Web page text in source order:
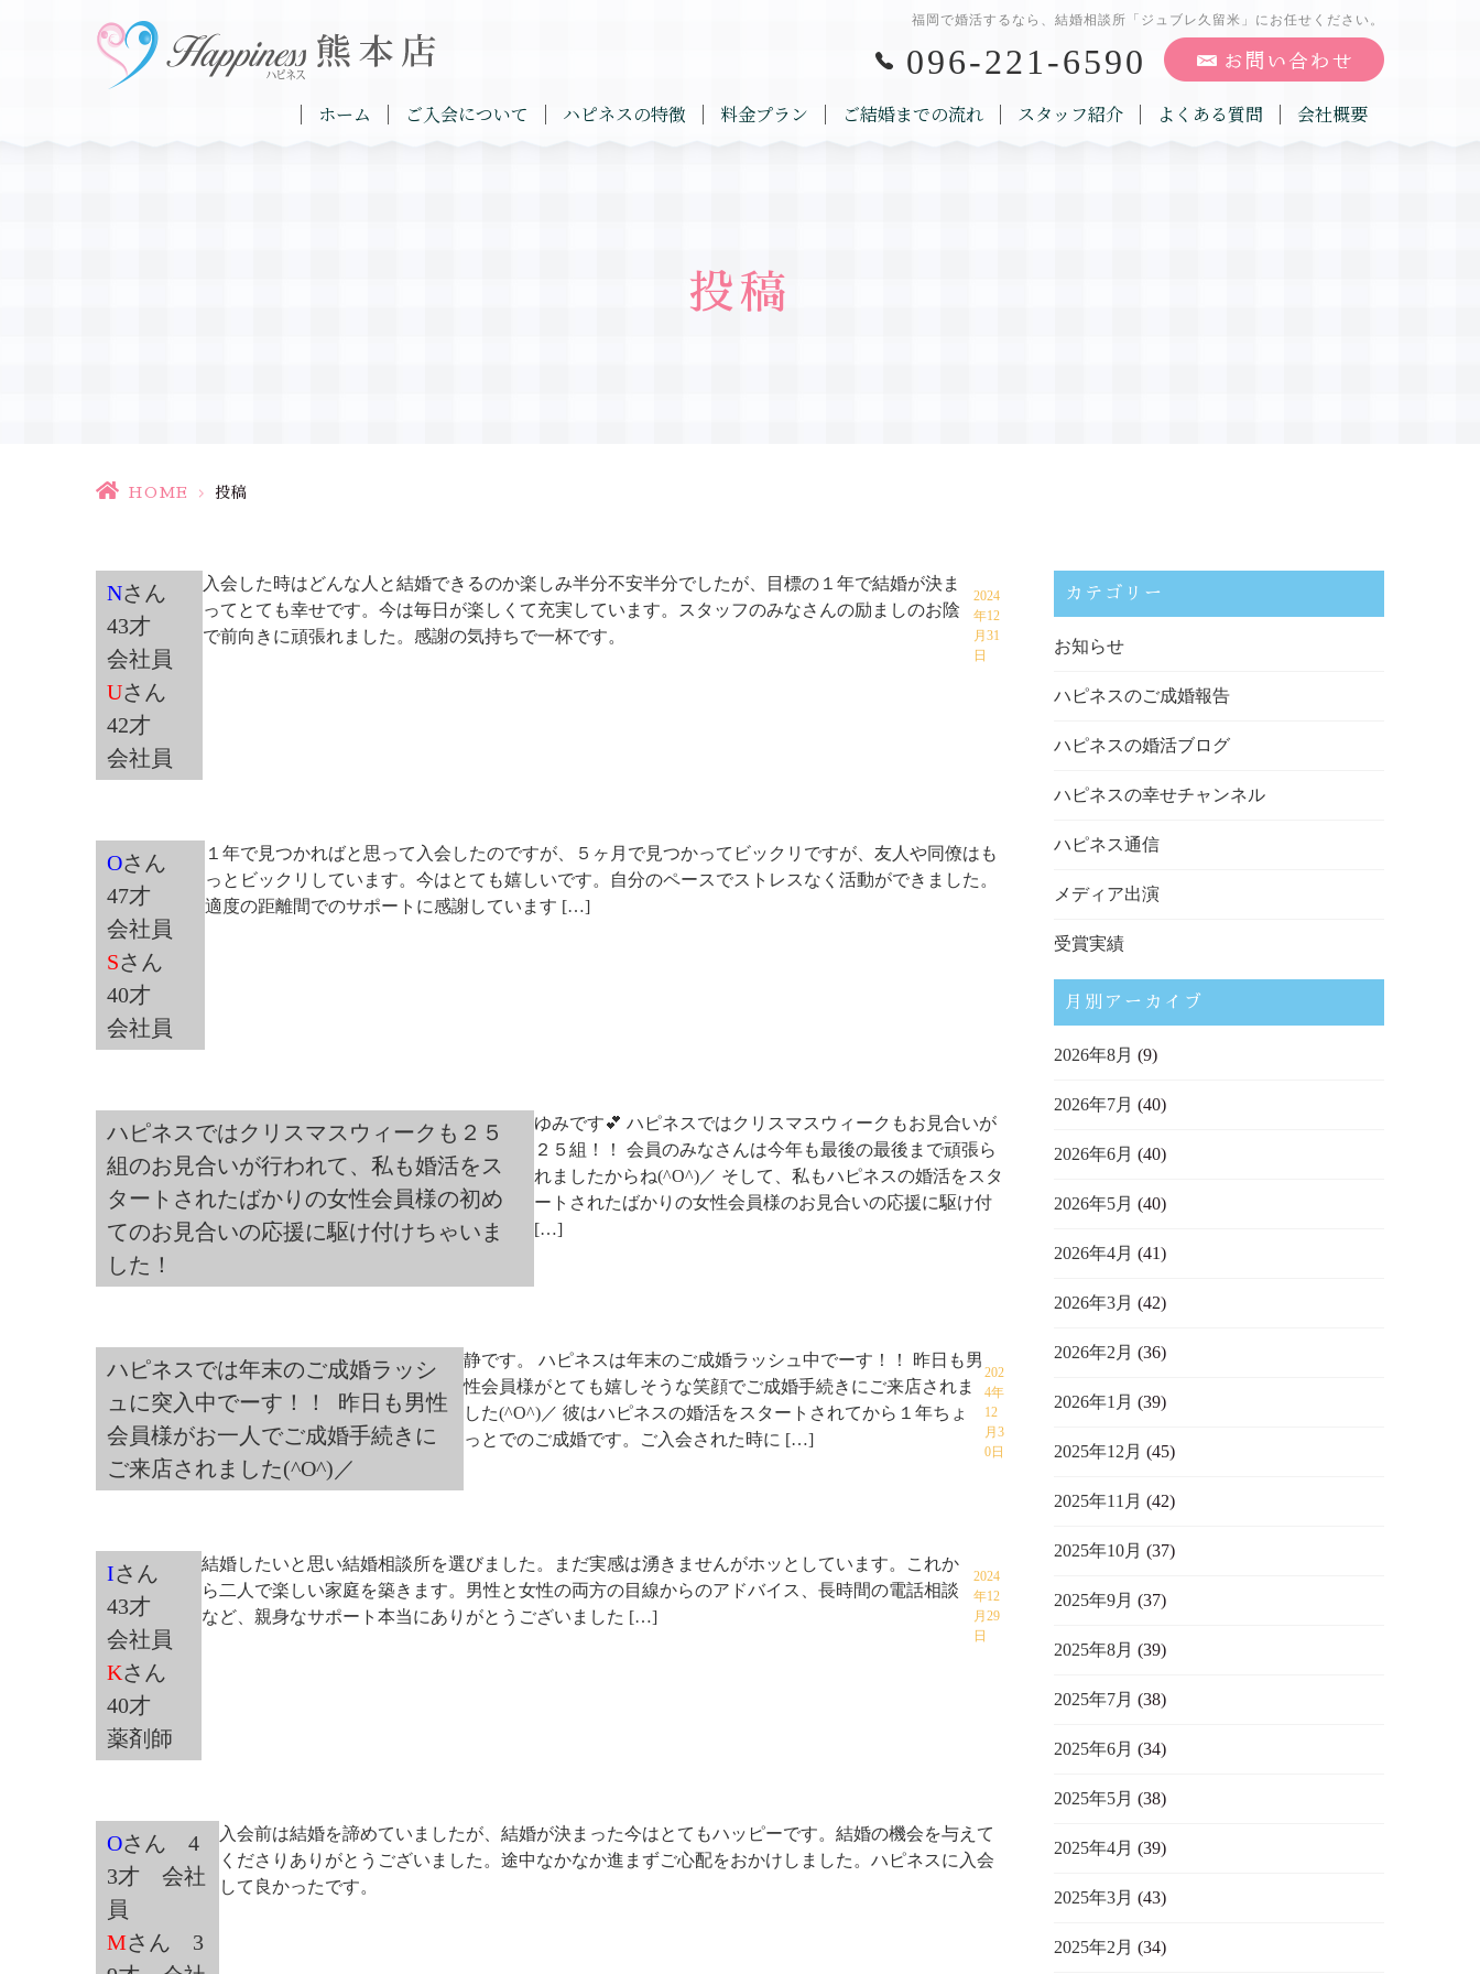
福岡で婚活するなら、結婚相談所「ジュブレ久留米」にお任せください。
096-221-6590
ホーム ご入会について ハピネスの特徴 料金プラン ご結婚までの流れ スタッフ紹介 よくある質問 会社概要
投稿
HOME > 投稿
Nさん
43才
会社員
Uさん
42才
会社員
入会した時はどんな人と結婚できるのか楽しみ半分不安半分でしたが、目標の１年で結婚が決ま
ってとても幸せです。今は毎日が楽しくて充実しています。スタッフのみなさんの励ましのお陰
で前向きに頑張れました。感謝の気持ちで一杯です。
2024
年12
月31
日
Oさん
47才
会社員
Sさん
40才
会社員
１年で見つかればと思って入会したのですが、５ヶ月で見つかってビックリですが、友人や同僚はも
っとビックリしています。今はとても嬉しいです。自分のペースでストレスなく活動ができました。
適度の距離間でのサポートに感謝しています […]
ハピネスではクリスマスウィークも２５
組のお見合いが行われて、私も婚活をス
タートされたばかりの女性会員様の初め
てのお見合いの応援に駆け付けちゃいま
した！
ゆみです💕 ハピネスではクリスマスウィークもお見合いが
２５組！！ 会員のみなさんは今年も最後の最後まで頑張ら
れましたからね(^O^)／ そして、私もハピネスの婚活をスタ
ートされたばかりの女性会員様のお見合いの応援に駆け付
[…]
ハピネスでは年末のご成婚ラッシ
ュに突入中でーす！！ 昨日も男性
会員様がお一人でご成婚手続きに
ご来店されました(^O^)／
静です。 ハピネスは年末のご成婚ラッシュ中でーす！！ 昨日も男
性会員様がとても嬉しそうな笑顔でご成婚手続きにご来店されま
した(^O^)／ 彼はハピネスの婚活をスタートされてから１年ちょ
っとでのご成婚です。ご入会された時に […]
202
4年
12
月3
0日
Iさん
43才
会社員
Kさん
40才
薬剤師
結婚したいと思い結婚相談所を選びました。まだ実感は湧きませんがホッとしています。これか
ら二人で楽しい家庭を築きます。男性と女性の両方の目線からのアドバイス、長時間の電話相談
など、親身なサポート本当にありがとうございました […]
2024
年12
月29
日
Oさん 4
3才 会社
員
Mさん 3
入会前は結婚を諦めていましたが、結婚が決まった今はとてもハッピーです。結婚の機会を与えて
くださりありがとうございました。途中なかなか進まずご心配をおかけしました。ハピネスに入会
して良かったです。
カテゴリー
お知らせ
ハピネスのご成婚報告
ハピネスの婚活ブログ
ハピネスの幸せチャンネル
ハピネス通信
メディア出演
受賞実績
月別アーカイブ
2026年8月 (9)
2026年7月 (40)
2026年6月 (40)
2026年5月 (40)
2026年4月 (41)
2026年3月 (42)
2026年2月 (36)
2026年1月 (39)
2025年12月 (45)
2025年11月 (42)
2025年10月 (37)
2025年9月 (37)
2025年8月 (39)
2025年7月 (38)
2025年6月 (34)
2025年5月 (38)
2025年4月 (39)
2025年3月 (43)
2025年2月 (34)